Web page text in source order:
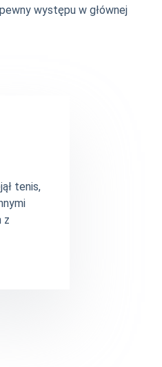
występu w głównej
tenis,
z